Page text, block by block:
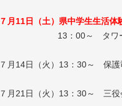
７月11日（土）県中学生生活体
13：00～ タワー111
７月14日（火）13：30～ 保護
７月21日（火）13：30～ 三役